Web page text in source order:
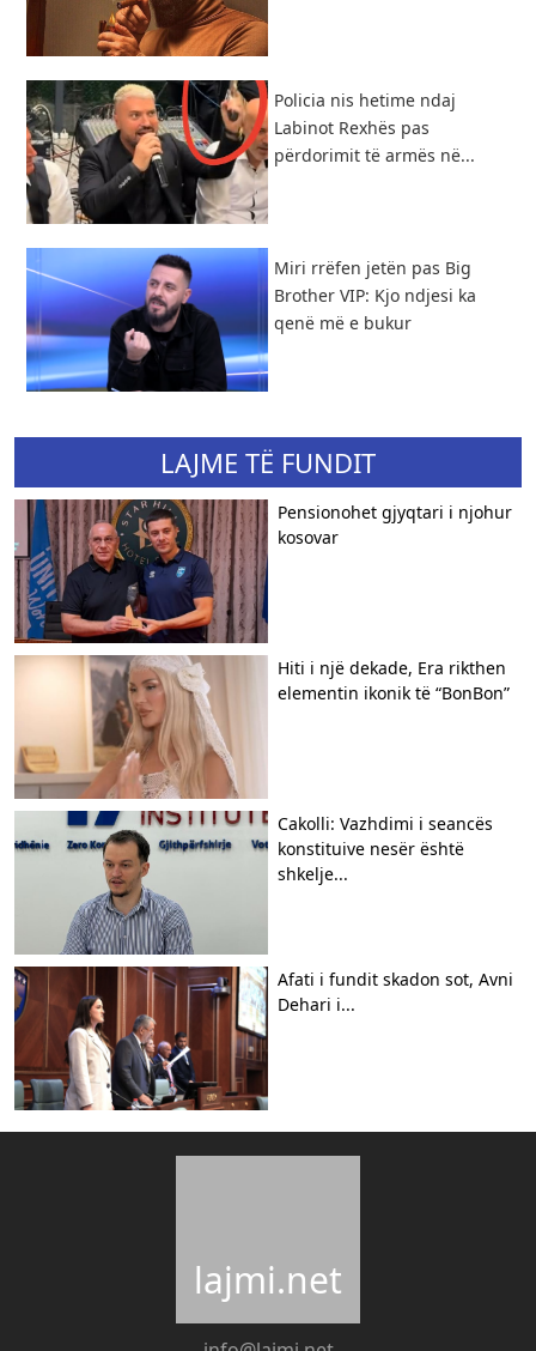
Policia nis hetime ndaj
Labinot Rexhës pas
përdorimit të armës në...
Miri rrëfen jetën pas Big
Brother VIP: Kjo ndjesi ka
qenë më e bukur
LAJME TË FUNDIT
Pensionohet gjyqtari i njohur
kosovar
Hiti i një dekade, Era rikthen
elementin ikonik të “BonBon”
Cakolli: Vazhdimi i seancës
konstituive nesër është
shkelje...
Afati i fundit skadon sot, Avni
Dehari i...
lajmi.net